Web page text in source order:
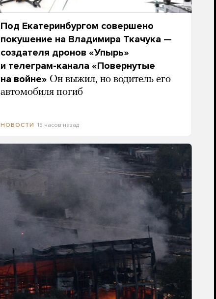
Под Екатеринбургом совершено
покушение на Владимира Ткачука —
создателя дронов «Упырь»
и телеграм-канала «Повернутые
на войне» Он выжил, но водитель его
автомобиля погиб
НОВОСТИ 15 часов назад